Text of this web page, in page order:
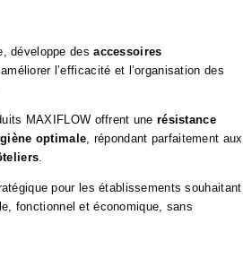
développe desaccessoires
l’efficacité et l’organisation des
MAXIFLOW offrent unerésistance
optimale, répondant parfaitement aux
.
pour les établissements souhaitant
fonctionnel et économique, sans